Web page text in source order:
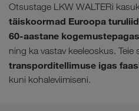
Otsustage LKW WALTERi
täiskoormad Euroopa
60-aastane
ning ka vastav keeleoskus. Teie
transporditellimuse igas
kuni kohaleviimiseni.